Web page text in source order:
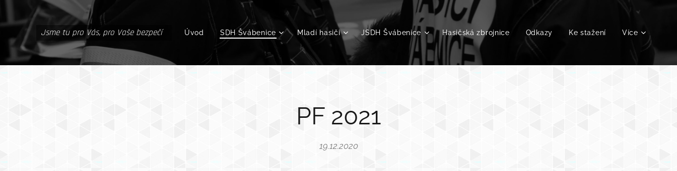
Jsme tu pro Vás, pro Vaše bezpečí Úvod SDH Švábenice Mladí hasiči JSDH Švábenice Hasičská zbrojnice Odkazy Ke stažení Více
PF 2021
19.12.2020